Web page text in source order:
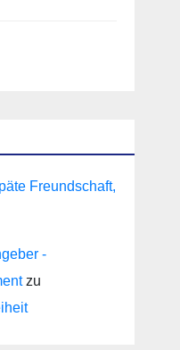
Freundschaft,
-
zu